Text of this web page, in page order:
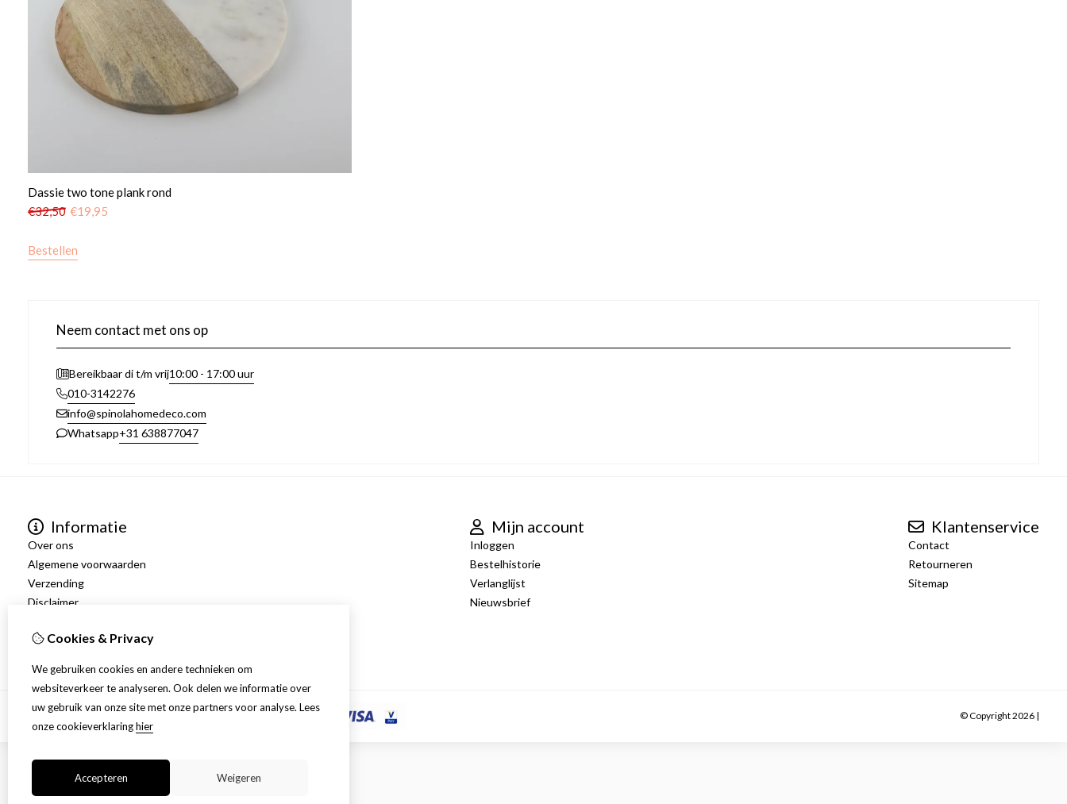
Dassie two tone plank rond
€32,50 €19,95
Bestellen
Neem contact met ons op
Bereikbaar di t/m vrij10:00 - 17:00 uur
010-3142276
info@spinolahomedeco.com
Whatsapp+31 638877047
Informatie
Over ons
Algemene voorwaarden
Verzending
Disclaimer
Retourneren
Mijn account
Inloggen
Bestelhistorie
Verlanglijst
Nieuwsbrief
Klantenservice
Contact
Retourneren
Sitemap
© Copyright 2026 |
Cookies & Privacy
We gebruiken cookies en andere technieken om
websiteverkeer te analyseren. Ook delen we informatie over
uw gebruik van onze site met onze partners voor analyse. Lees
onze cookieverklaringhier
Accepteren Weigeren